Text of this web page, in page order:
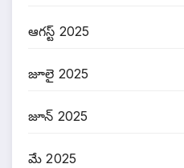
ఆగస్ట్ 2025
జూలై 2025
జూన్ 2025
మే 2025